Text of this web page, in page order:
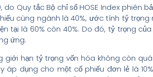
do Quy tắc Bộ chỉ số HOSE Index phiên
cùng ngành là 40%, ước tính tỷ trọng
tại là 60% còn 40%. Do đó, tỷ trọng
ứng.
giới hạn tỷ trọng vốn hóa không còn
áp dụng cho một cổ phiếu đơn lẻ là